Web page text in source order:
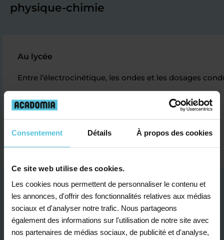
Consentement Détails À propos des cookies
Ce site web utilise des cookies.
Les cookies nous permettent de personnaliser le contenu et
les annonces, d'offrir des fonctionnalités relatives aux médias
sociaux et d'analyser notre trafic. Nous partageons
également des informations sur l'utilisation de notre site avec
nos partenaires de médias sociaux, de publicité et d'analyse,
physique-chimie
Au lycée
Entre l’électrocinétique, les ondes et les dosages
Jean-Marc R.